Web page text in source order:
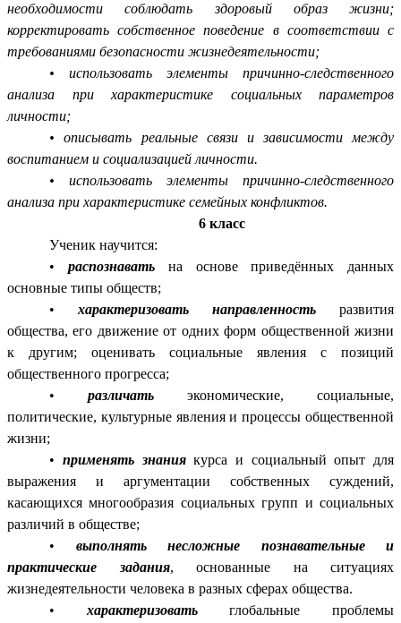
необходимости соблюдать здоровый образ жизни;
корректировать собственное поведение в соответствии с
требованиями безопасности жизнедеятельности;
• использовать элементы причинно-следственного
анализа при характеристике социальных параметров
личности;
• описывать реальные связи и зависимости между
воспитанием и социализацией личности.
• использовать элементы причинно-следственного
анализа при характеристике семейных конфликтов.
6 класс
Ученик научится:
•распознавать на основе приведённых данных
основные типы обществ;
•характеризовать направленность развития
общества, его движение от одних форм общественной жизни
к другим; оценивать социальные явления с позиций
общественного прогресса;
•различать экономические, социальные,
политические, культурные явления и процессы общественной
жизни;
• применять знаниякурса и социальный опыт для
выражения и аргументации собственных суждений,
касающихся многообразия социальных групп и социальных
различий в обществе;
• выполнять несложные познавательные и
практические задания, основанные на ситуациях
жизнедеятельности человека в разных сферах общества.
•характеризоватьглобальные проблемы